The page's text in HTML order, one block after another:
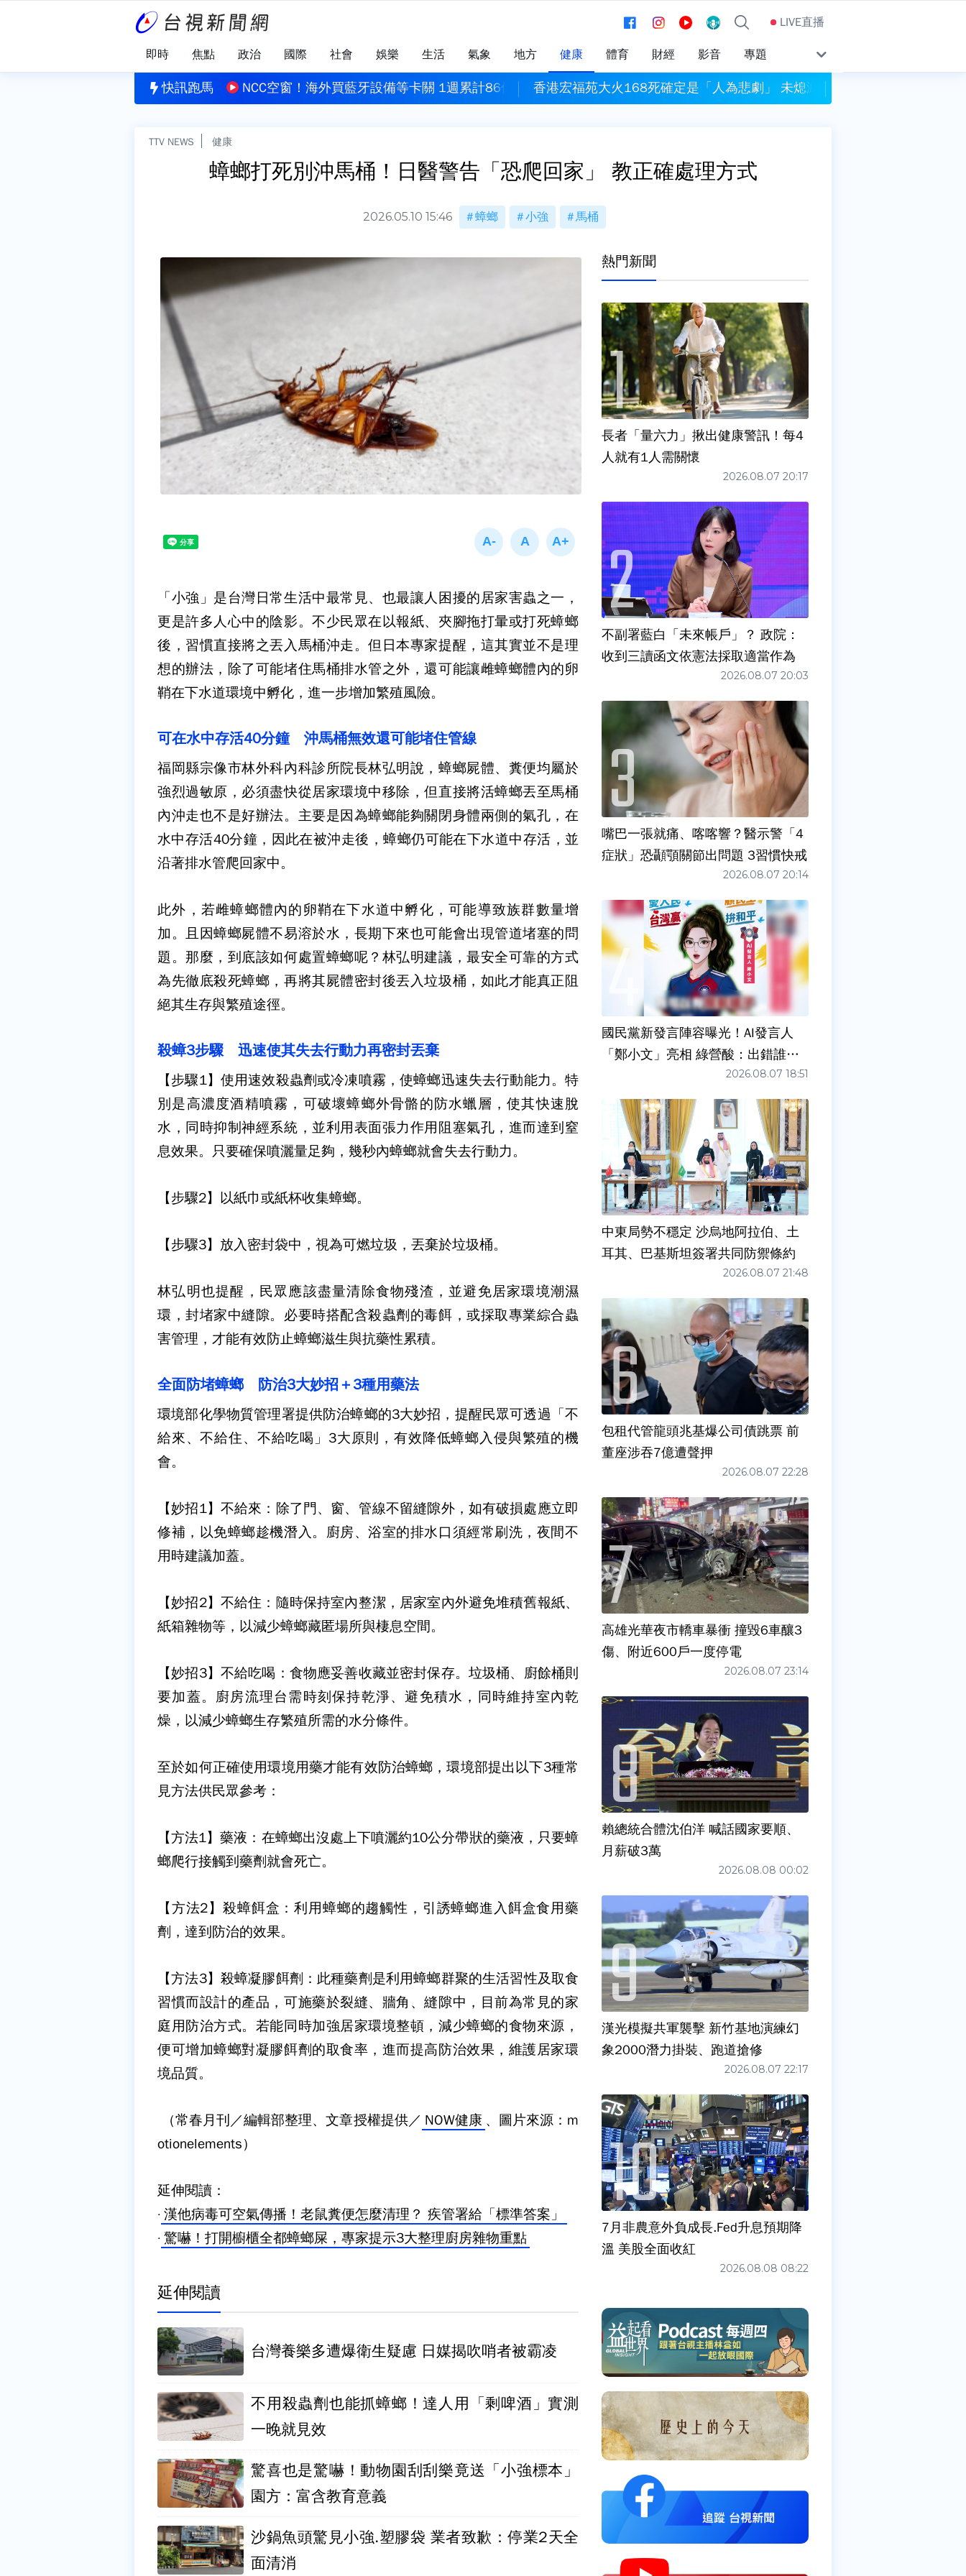
LIVE直播
即時 焦點 政治 國際 社會 娛樂 生活 氣象 地方 健康 體育 財經 影音 專題
快訊跑馬
文化節開幕 「蜜汁鹽酥雞」鹹甜新滋味掀話題NCC空窗！海外買藍牙設備等卡關 1週累計86件 香港宏福苑大火168死確定是「人為悲劇」 未熄滅菸頭引燃施工雜物
TTV NEWS 健康
蟑螂打死別沖馬桶！日醫警告「恐爬回家」 教正確處理方式
2026.05.10 15:46 蟑螂 小強 馬桶
「小強」是台灣日常生活中最常見、也最讓人困擾的居家害蟲之一，
更是許多人心中的陰影。不少民眾在以報紙、夾腳拖打暈或打死蟑螂
後，習慣直接將之丟入馬桶沖走。但日本專家提醒，這其實並不是理
想的辦法，除了可能堵住馬桶排水管之外，還可能讓雌蟑螂體內的卵
鞘在下水道環境中孵化，進一步增加繁殖風險。
可在水中存活40分鐘 沖馬桶無效還可能堵住管線
福岡縣宗像市林外科內科診所院長林弘明說，蟑螂屍體、糞便均屬於
強烈過敏原，必須盡快從居家環境中移除，但直接將活蟑螂丟至馬桶
內沖走也不是好辦法。主要是因為蟑螂能夠關閉身體兩側的氣孔，在
水中存活40分鐘，因此在被沖走後，蟑螂仍可能在下水道中存活，並
沿著排水管爬回家中。
此外，若雌蟑螂體內的卵鞘在下水道中孵化，可能導致族群數量增
加。且因蟑螂屍體不易溶於水，長期下來也可能會出現管道堵塞的問
題。那麼，到底該如何處置蟑螂呢？林弘明建議，最安全可靠的方式
為先徹底殺死蟑螂，再將其屍體密封後丟入垃圾桶，如此才能真正阻
絕其生存與繁殖途徑。
殺蟑3步驟 迅速使其失去行動力再密封丟棄
【步驟1】 使用速效殺蟲劑或冷凍噴霧，使蟑螂迅速失去行動能力。特
別是高濃度酒精噴霧，可破壞蟑螂外骨骼的防水蠟層，使其快速脫
水，同時抑制神經系統，並利用表面張力作用阻塞氣孔，進而達到窒
息效果。只要確保噴灑量足夠，幾秒內蟑螂就會失去行動力。
【步驟2】 以紙巾或紙杯收集蟑螂。
【步驟3】 放入密封袋中，視為可燃垃圾，丟棄於垃圾桶。
林弘明也提醒，民眾應該盡量清除食物殘渣，並避免居家環境潮濕
環，封堵家中縫隙。必要時搭配含殺蟲劑的毒餌，或採取專業綜合蟲
害管理，才能有效防止蟑螂滋生與抗藥性累積。
全面防堵蟑螂 防治3大妙招＋3種用藥法
環境部化學物質管理署提供防治蟑螂的3大妙招，提醒民眾可透過「不
給來、不給住、不給吃喝」3大原則，有效降低蟑螂入侵與繁殖的機
會。
【妙招1】不給來： 除了門、窗、管線不留縫隙外，如有破損處應立即
修補，以免蟑螂趁機潛入。廚房、浴室的排水口須經常刷洗，夜間不
用時建議加蓋。
【妙招2】不給住： 隨時保持室內整潔，居家室內外避免堆積舊報紙、
紙箱雜物等，以減少蟑螂藏匿場所與棲息空間。
【妙招3】不給吃喝： 食物應妥善收藏並密封保存。垃圾桶、廚餘桶則
要加蓋。廚房流理台需時刻保持乾淨、避免積水，同時維持室內乾
燥，以減少蟑螂生存繁殖所需的水分條件。
至於如何正確使用環境用藥才能有效防治蟑螂，環境部提出以下3種常
見方法供民眾參考：
【方法1】藥液： 在蟑螂出沒處上下噴灑約10公分帶狀的藥液，只要蟑
螂爬行接觸到藥劑就會死亡。
【方法2】殺蟑餌盒：利用蟑螂的趨觸性，引誘蟑螂進入餌盒食用藥
劑，達到防治的效果。
【方法3】殺蟑凝膠餌劑： 此種藥劑是利用蟑螂群聚的生活習性及取食
習慣而設計的產品，可施藥於裂縫、牆角、縫隙中，目前為常見的家
庭用防治方式。若能同時加強居家環境整頓，減少蟑螂的食物來源，
便可增加蟑螂對凝膠餌劑的取食率，進而提高防治效果，維護居家環
境品質。
（常春月刊／編輯部整理、文章授權提供／ NOW健康 、圖片來源：m
otionelements）
延伸閱讀：
· 漢他病毒可空氣傳播！老鼠糞便怎麼清理？ 疾管署給「標準答案」
· 驚嚇！打開櫥櫃全都蟑螂屎，專家提示3大整理廚房雜物重點
延伸閱讀
台灣養樂多遭爆衛生疑慮 日媒揭吹哨者被霸凌
不用殺蟲劑也能抓蟑螂！達人用「剩啤酒」實測
一晚就見效
驚喜也是驚嚇！動物園刮刮樂竟送「小強標本」
園方：富含教育意義
沙鍋魚頭驚見小強.塑膠袋 業者致歉：停業2天全
面清消
熱門新聞
長者「量六力」揪出健康警訊！每4
人就有1人需關懷
2026.08.07 20:17
不副署藍白「未來帳戶」？ 政院：
收到三讀函文依憲法採取適當作為
2026.08.07 20:03
嘴巴一張就痛、喀喀響？醫示警「4
症狀」恐顳顎關節出問題 3習慣快戒
2026.08.07 20:14
國民黨新發言陣容曝光！AI發言人
「鄭小文」亮相 綠營酸：出錯誰負
2026.08.07 18:51
中東局勢不穩定 沙烏地阿拉伯、土
耳其、巴基斯坦簽署共同防禦條約
2026.08.07 21:48
包租代管龍頭兆基爆公司債跳票 前
董座涉吞7億遭聲押
2026.08.07 22:28
高雄光華夜市轎車暴衝 撞毀6車釀3
傷、附近600戶一度停電
2026.08.07 23:14
賴總統合體沈伯洋 喊話國家要順、
月薪破3萬
2026.08.08 00:02
漢光模擬共軍襲擊 新竹基地演練幻
象2000潛力掛裝、跑道搶修
2026.08.07 22:17
7月非農意外負成長.Fed升息預期降
溫 美股全面收紅
2026.08.08 08:22